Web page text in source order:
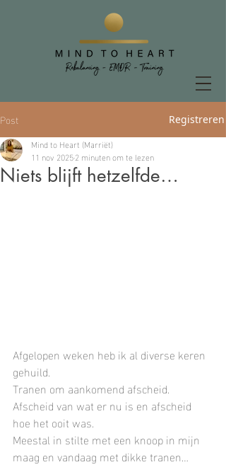
Post Registreren
Niets blijft hetzelfde…
Mind to Heart (Marriët)
11 nov 20252 minuten om te lezen
Afgelopen weken heb ik al diverse keren
gehuild.
Tranen om aankomend afscheid.
Afscheid van wat er nu is en afscheid
hoe het ooit was.
Meestal in stilte met een knoop in mijn
maag en vandaag met dikke tranen…